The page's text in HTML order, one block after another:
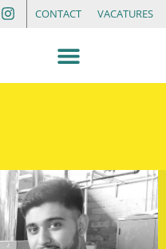
CONTACT VACATURES